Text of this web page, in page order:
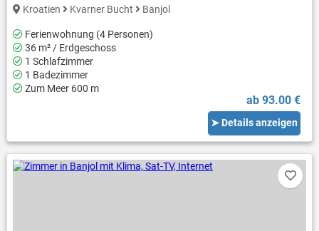
Kroatien Kvarner Bucht Banjol
Ferienwohnung (4 Personen)
36 m² / Erdgeschoss
1 Schlafzimmer
1 Badezimmer
Zum Meer 600 m
ab 93.00 €
➤ Details anzeigen